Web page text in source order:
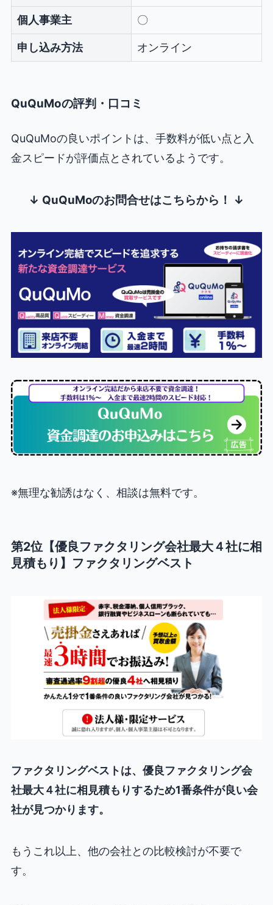
個人事業主 〇
申し込み方法 オンライン
QuQuMoの評判・口コミ
QuQuMoの良いポイントは、手数料が低い点と入
金スピードが評価点とされているようです。
↓ QuQuMoのお問合せはこちらから！ ↓
※無理な勧誘はなく、相談は無料です。
第2位【優良ファクタリング会社最大４社に相
見積もり】ファクタリングベスト
ファクタリングベストは、優良ファクタリング会
社最大４社に相見積もりするため1番条件が良い会
社が見つかります。
もうこれ以上、他の会社との比較検討が不要で
す。